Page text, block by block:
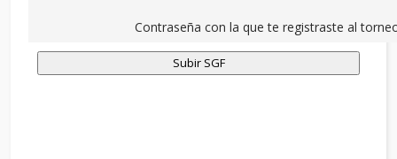
Contraseña con la que te registraste al